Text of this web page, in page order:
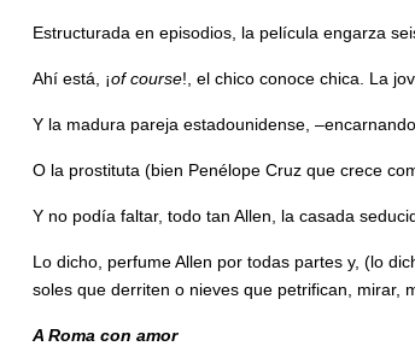
Estructurada en episodios, la película engarza
Ahí está, ¡of course!, el chico conoce chica. La
Y la madura pareja estadounidense,
O la prostituta (bien Penélope Cruz que crece
Y no podía faltar, todo tan Allen, la casada
Lo dicho, perfume Allen por todas partes y, (lo
soles que derriten o nieves que petrifican, mirar,
A Roma con amor